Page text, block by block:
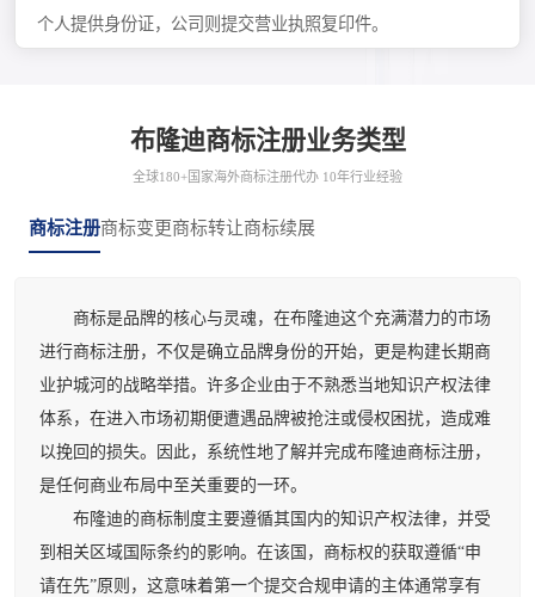
个人提供身份证，公司则提交营业执照复印件。
布隆迪商标注册业务类型
全球180+国家海外商标注册代办 10年行业经验
商标注册商标变更商标转让商标续展
商标是品牌的核心与灵魂，在布隆迪这个充满潜力的市场
进行商标注册，不仅是确立品牌身份的开始，更是构建长期商
业护城河的战略举措。许多企业由于不熟悉当地知识产权法律
体系，在进入市场初期便遭遇品牌被抢注或侵权困扰，造成难
以挽回的损失。因此，系统性地了解并完成布隆迪商标注册，
是任何商业布局中至关重要的一环。
布隆迪的商标制度主要遵循其国内的知识产权法律，并受
到相关区域国际条约的影响。在该国，商标权的获取遵循“申
请在先”原则，这意味着第一个提交合规申请的主体通常享有